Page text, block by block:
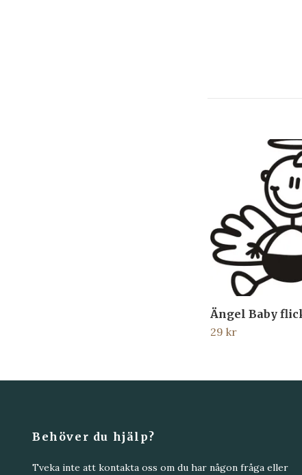
Ängel Baby
29 kr
Behöver du hjälp?
Tveka inte att kontakta oss om du har någon fråga eller